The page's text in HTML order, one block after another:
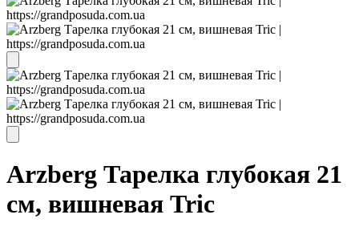
Arzberg Тарелка глубокая 21
см, вишневая Tric